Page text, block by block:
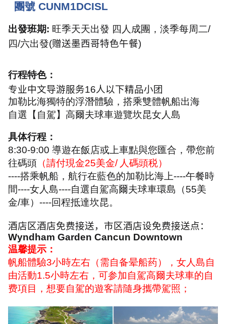
團號 CUNM1DCISL
出發班期: 旺季天天出發 四人成團，淡季每周二/
四/六出發(赠送墨西哥特色午餐)
行程特色：
专业中文导游服务16人以下精品小团
加勒比海獨特的浮潛體驗，搭乘雙體帆船出海
自選【自駕】高爾夫球車遊覽坎昆女人島
具体行程：
8:30-9:00 導遊在飯店或上車點與您匯合，帶您前
往碼頭 （請付現金25美金/ 人碼頭税）
----搭乘帆船，航行在藍色的加勒比海上----午餐時
間----女人島----自選自駕高爾夫球車環島（55美
金/車） ----回程抵達坎昆。
酒店区酒店免费接送，市区酒店设免费接送点：
Wyndham Garden Cancun Downtown
温馨提示：
帆船體驗3小時左右（需自备晕船药），女人島自
由活動1.5小時左右，可参加自駕高爾夫球車的自
费項目，想要自駕的遊客請隨身攜帶駕照；